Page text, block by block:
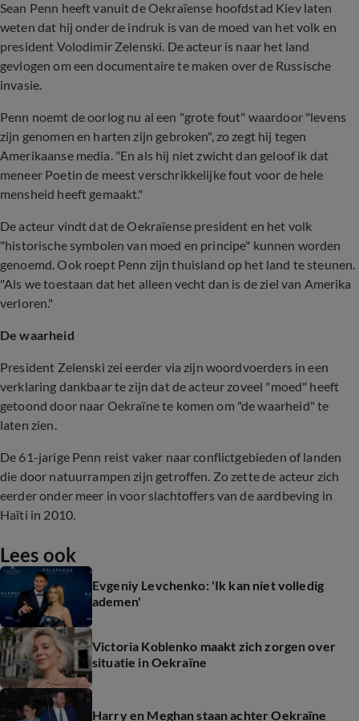
Sean Penn heeft vanuit de Oekraïense hoofdstad Kiev laten
weten dat hij onder de indruk is van de moed van het volk en
president Volodimir Zelenski. De acteur is naar het land
gevlogen om een documentaire te maken over de Russische
invasie.
Penn noemt de oorlog nu al een "grote fout" waardoor "levens
zijn genomen en harten zijn gebroken", zo zegt hij tegen
Amerikaanse media. "En als hij niet zwicht dan geloof ik dat
meneer Poetin de meest verschrikkelijke fout voor de hele
mensheid heeft gemaakt."
De acteur vindt dat de Oekraïense president en het volk
"historische symbolen van moed en principe" kunnen worden
genoemd. Ook roept Penn zijn thuisland op het land te steunen.
"Als we toestaan dat het alleen vecht dan is de ziel van Amerika
verloren."
De waarheid
President Zelenski zei eerder via zijn woordvoerders in een
verklaring dankbaar te zijn dat de acteur zoveel "moed" heeft
getoond door naar Oekraïne te komen om "de waarheid" te
laten zien.
De 61-jarige Penn reist vaker naar conflictgebieden of landen
die door natuurrampen zijn getroffen. Zo zette de acteur zich
eerder onder meer in voor slachtoffers van de aardbeving in
Haïti in 2010.
Lees ook
Evgeniy Levchenko: 'Ik kan niet volledig
ademen'
Victoria Koblenko maakt zich zorgen over
situatie in Oekraïne
Harry en Meghan staan achter Oekraïne